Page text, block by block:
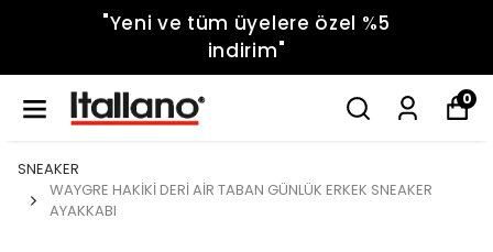
"Yeni ve tüm üyelere özel %5
indirim"
0
SNEAKER
WAYGRE HAKİKİ DERİ AİR TABAN GÜNLÜK ERKEK SNEAKER
AYAKKABI